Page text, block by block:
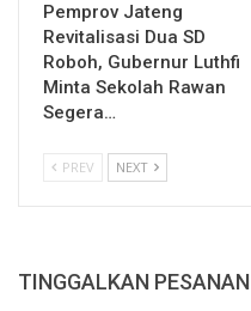
Pemprov Jateng
Revitalisasi Dua SD
Roboh, Gubernur Luthfi
Minta Sekolah Rawan
Segera…
PREV NEXT
TINGGALKAN PESANAN